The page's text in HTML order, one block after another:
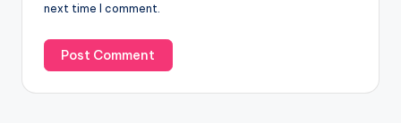
next time I comment.